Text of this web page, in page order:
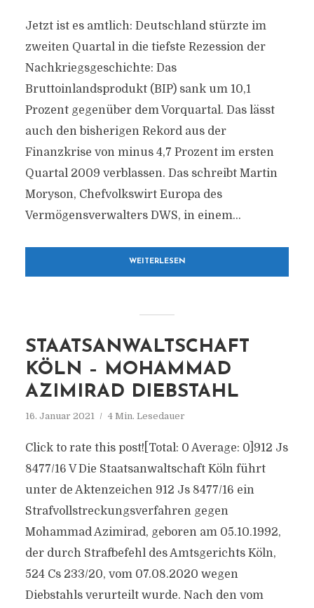
Jetzt ist es amtlich: Deutschland stürzte im
zweiten Quartal in die tiefste Rezession der
Nachkriegsgeschichte: Das
Bruttoinlandsprodukt (BIP) sank um 10,1
Prozent gegenüber dem Vorquartal. Das lässt
auch den bisherigen Rekord aus der
Finanzkrise von minus 4,7 Prozent im ersten
Quartal 2009 verblassen. Das schreibt Martin
Moryson, Chefvolkswirt Europa des
Vermögensverwalters DWS, in einem...
WEITERLESEN
STAATSANWALTSCHAFT
KÖLN – MOHAMMAD
AZIMIRAD DIEBSTAHL
16. Januar 2021 4 Min. Lesedauer
Click to rate this post![Total: 0 Average: 0]912 Js
8477/​16 V Die Staatsanwaltschaft Köln führt
unter de Aktenzeichen 912 Js 8477/​16 ein
Strafvollstreckungsverfahren gegen
Mohammad Azimirad, geboren am 05.10.1992,
der durch Strafbefehl des Amtsgerichts Köln,
524 Cs 233/​20, vom 07.08.2020 wegen
Diebstahls verurteilt wurde. Nach den vom